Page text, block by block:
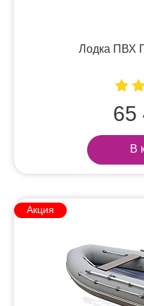
Лодка ПВХ
65
В
Акция